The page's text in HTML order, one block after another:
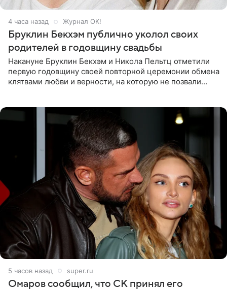
4 часа назад Журнал OK!
Бруклин Бекхэм публично уколол своих
родителей в годовщину свадьбы
Накануне Бруклин Бекхэм и Никола Пельтц отметили
первую годовщину своей повторной церемонии обмена
клятвами любви и верности, на которую не позвали
5 часов назад super.ru
Омаров сообщил, что СК принял его